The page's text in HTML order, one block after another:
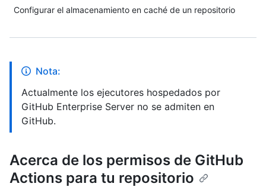
Configurar el almacenamiento en caché de un repositorio
Nota:
Actualmente los ejecutores hospedados por
GitHub Enterprise Server no se admiten en
GitHub.
Acerca de los permisos de GitHub
Actions para tu repositorio